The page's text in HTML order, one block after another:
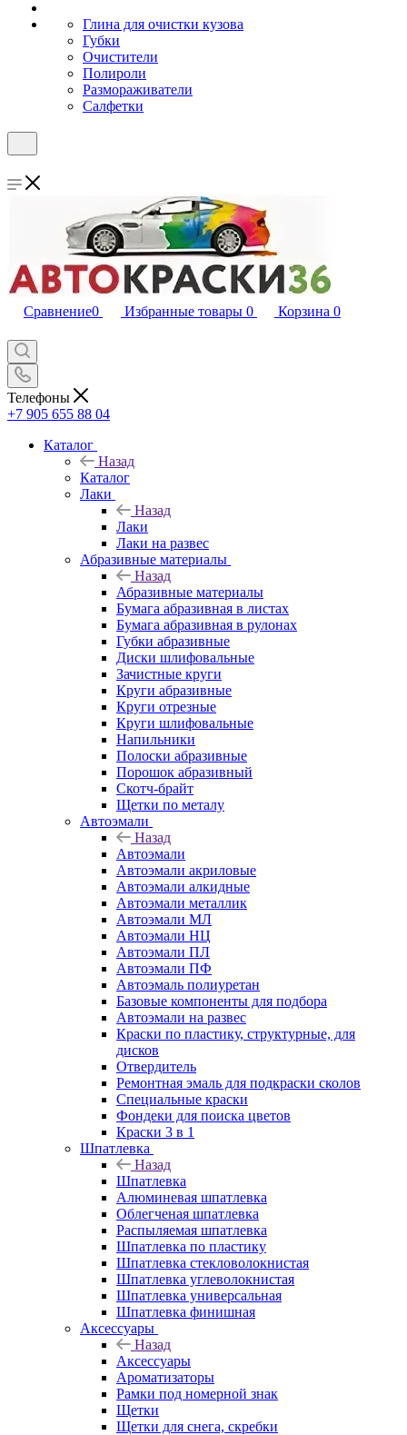
Глина для очистки кузова
Губки
Очистители
Полироли
Размораживатели
Салфетки
Сравнение0 Избранные товары 0 Корзина 0
Телефоны
+7 905 655 88 04
Каталог
Назад
Каталог
Лаки
Назад
Лаки
Лаки на развес
Абразивные материалы
Назад
Абразивные материалы
Бумага абразивная в листах
Бумага абразивная в рулонах
Губки абразивные
Диски шлифовальные
Зачистные круги
Круги абразивные
Круги отрезные
Круги шлифовальные
Напильники
Полоски абразивные
Порошок абразивный
Скотч-брайт
Щетки по металу
Автоэмали
Назад
Автоэмали
Автоэмали акриловые
Автоэмали алкидные
Автоэмали металлик
Автоэмали МЛ
Автоэмали НЦ
Автоэмали ПЛ
Автоэмали ПФ
Автоэмаль полиуретан
Базовые компоненты для подбора
Автоэмали на развес
Краски по пластику, структурные, для
дисков
Отвердитель
Ремонтная эмаль для подкраски сколов
Специальные краски
Фондеки для поиска цветов
Краски 3 в 1
Шпатлевка
Назад
Шпатлевка
Алюминевая шпатлевка
Облегченая шпатлевка
Распыляемая шпатлевка
Шпатлевка по пластику
Шпатлевка стекловолокнистая
Шпатлевка углеволокнистая
Шпатлевка универсальная
Шпатлевка финишная
Аксессуары
Назад
Аксессуары
Ароматизаторы
Рамки под номерной знак
Щетки
Щетки для снега, скребки